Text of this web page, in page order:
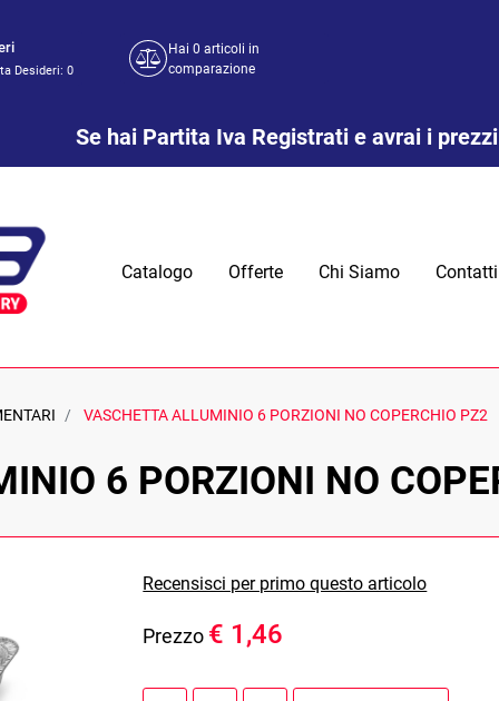
Desideri: 0
Hai0 articoli in
comparazione
Se hai Partita Iva Registrati e avrai i
Catalogo Offerte Chi Siamo Contatti
VASCHETTA ALLUMINIO 6 PORZIONI NO COPERCHIO PZ2
6 PORZIONI NO
Recensisci per primo questo articolo
Prezzo € 1,46